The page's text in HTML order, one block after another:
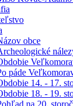
obce
páde
14. - 17.
18. - 19.
na 20.